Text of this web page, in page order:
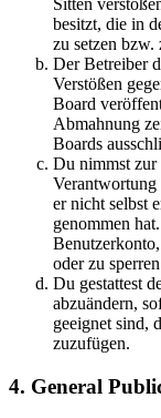
Sitten
besitzt, die in
zu setzen bzw.
Der Betreiber
Verstößen
Board
Abmahnung
Boards
Du nimmst zur
er nicht selbst
genommen
oder zu
Du gestattest
abzuändern,
geeignet sind,
zuzufügen.
4. General